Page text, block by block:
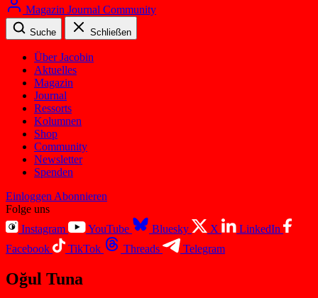
Magazin Journal Community
Suche Schließen
Über Jacobin
Aktuelles
Magazin
Journal
Ressorts
Kolumnen
Shop
Community
Newsletter
Spenden
Einloggen Abonnieren
Folge uns
Instagram
YouTube Bluesky X
LinkedIn
Facebook
TikTok Threads Telegram
Oğul Tuna